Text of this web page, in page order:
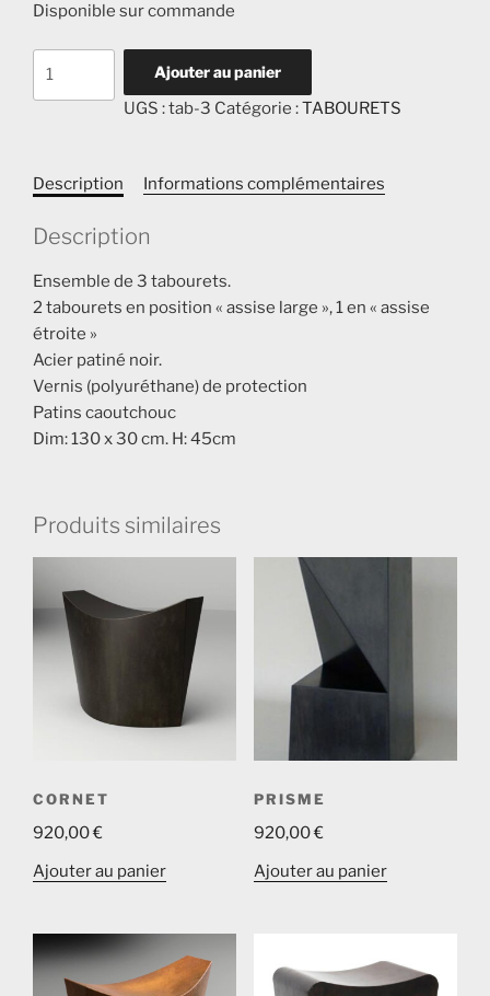
Disponible sur commande
Ajouter au panier
UGS :tab-3 Catégorie :TABOURETS
Description Informations complémentaires
Description
Ensemble de 3 tabourets.
2 tabourets en position « assise large », 1 en « assise
étroite »
Acier patiné noir.
Vernis (polyuréthane) de protection
Patins caoutchouc
Dim: 130 x 30 cm. H: 45cm
Produits similaires
CORNET
920,00€
Ajouter au panier
PRISME
920,00€
Ajouter au panier